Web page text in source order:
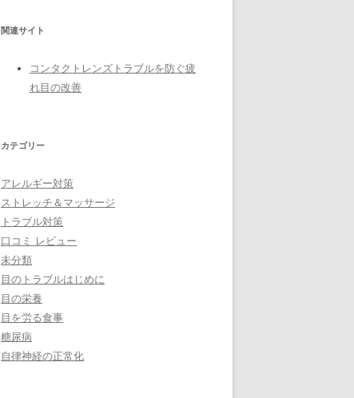
関連サイト
コンタクトレンズトラブルを防ぐ疲
れ目の改善
カテゴリー
アレルギー対策
ストレッチ＆マッサージ
トラブル対策
口コミ レビュー
未分類
目のトラブルはじめに
目の栄養
目を労る食事
糖尿病
自律神経の正常化